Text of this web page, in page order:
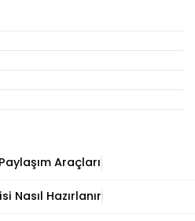
İçerik
Kullanımı ve Önemi
Araçları
Nasıl Hazırlanır